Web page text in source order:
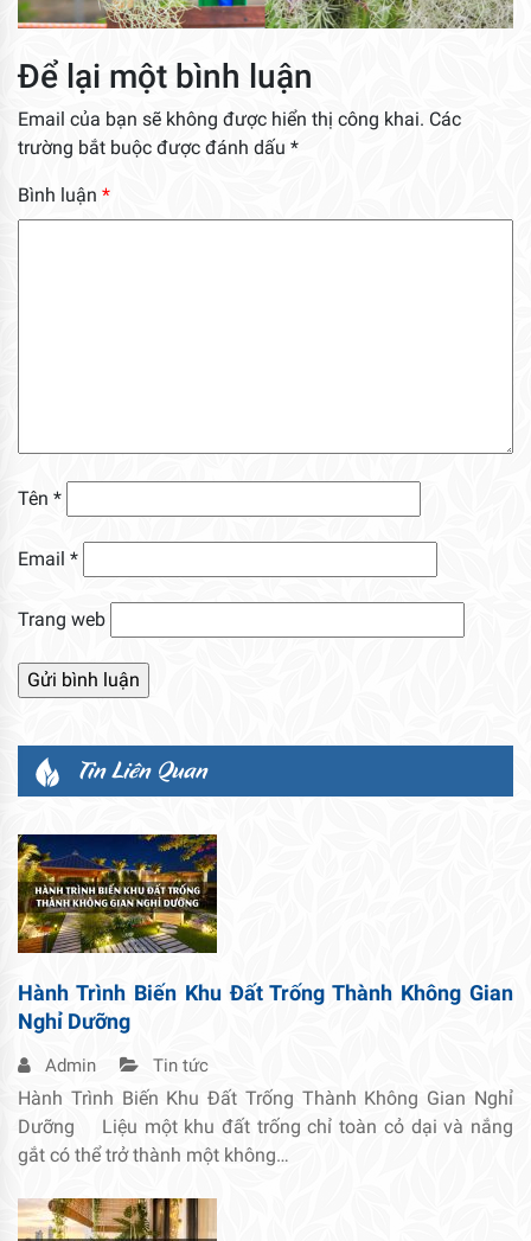
Để lại một bình luận
Email của bạn sẽ không được hiển thị công khai. Các
trường bắt buộc được đánh dấu *
Bình luận *
Tên *
Email *
Trang web
Tin Liên Quan
Hành Trình Biến Khu Đất Trống Thành Không Gian
Nghỉ Dưỡng
Admin Tin tức
Hành Trình Biến Khu Đất Trống Thành Không Gian Nghỉ
Dưỡng Liệu một khu đất trống chỉ toàn cỏ dại và nắng
gắt có thể trở thành một không…